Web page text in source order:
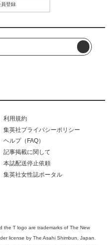
員登録
利用規約
集英社プライバシーポリシー
ヘルプ（FAQ）
記事掲載に関して
本誌配送停止依頼
集英社女性誌ポータル
the T logo are trademarks of The New
license by The Asahi Shimbun, Japan.